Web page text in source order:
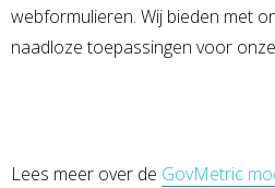
webformulieren. Wij bieden met
naadloze toepassingen voor
Lees meer over de GovMetric